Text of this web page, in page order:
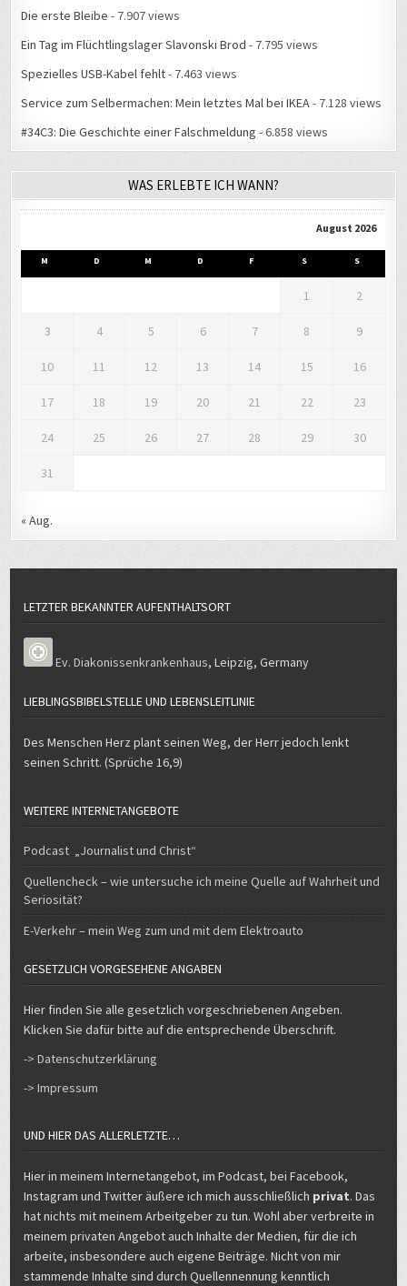
Die erste Bleibe - 7.907 views
Ein Tag im Flüchtlingslager Slavonski Brod - 7.795 views
Spezielles USB-Kabel fehlt- 7.463 views
Service zum Selbermachen: Mein letztes Mal bei IKEA- 7.128 views
#34C3: Die Geschichte einer Falschmeldung - 6.858 views
WAS ERLEBTE ICH WANN?
August 2026
M D M D F S S
1 2
3 4 5 6 7 8 9
10 11 12 13 14 15 16
17 18 19 20 21 22 23
24 25 26 27 28 29 30
31
« Aug.
LETZTER BEKANNTER AUFENTHALTSORT
Ev. Diakonissenkrankenhaus,Leipzig,Germany
LIEBLINGSBIBELSTELLE UND LEBENSLEITLINIE
Des Menschen Herz plant seinen Weg, der Herr jedoch lenkt
seinen Schritt. (Sprüche 16,9)
WEITERE INTERNETANGEBOTE
Podcast „Journalist und Christ“
Quellencheck – wie untersuche ich meine Quelle auf Wahrheit und
Seriosität?
E-Verkehr – mein Weg zum und mit dem Elektroauto
GESETZLICH VORGESEHENE ANGABEN
Hier finden Sie alle gesetzlich vorgeschriebenen Angeben.
Klicken Sie dafür bitte auf die entsprechende Überschrift.
-> Datenschutzerklärung
-> Impressum
UND HIER DAS ALLERLETZTE…
Hier in meinem Internetangebot, im Podcast, bei Facebook,
Instagram und Twitter äußere ich mich ausschließlich privat. Das
hat nichts mit meinem Arbeitgeber zu tun. Wohl aber verbreite in
meinem privaten Angebot auch Inhalte der Medien, für die ich
arbeite, insbesondere auch eigene Beiträge. Nicht von mir
stammende Inhalte sind durch Quellennennung kenntlich